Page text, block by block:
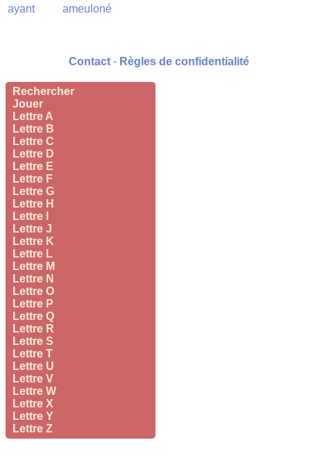
Rechercher
Jouer
Lettre A
Lettre B
Lettre C
Lettre D
Lettre E
Lettre F
Lettre G
Lettre H
Lettre I
Lettre J
Lettre K
Lettre L
Lettre M
Lettre N
Lettre O
Lettre P
Lettre Q
Lettre R
Lettre S
Lettre T
Lettre U
Lettre V
Lettre W
Lettre X
Lettre Y
Lettre Z
ayant
ameuloné
Contact - Règles de confidentialité